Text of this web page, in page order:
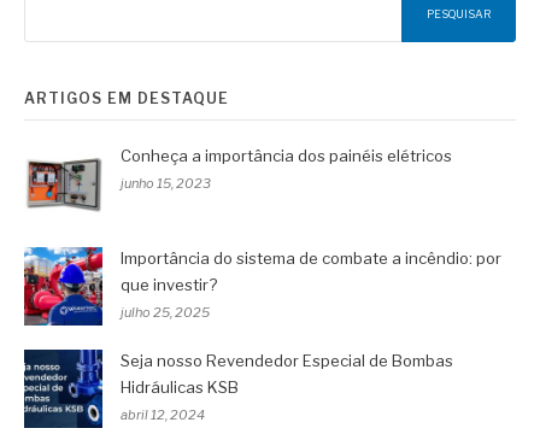
PESQUISAR
ARTIGOS EM DESTAQUE
Conheça a importância dos painéis elétricos
junho 15, 2023
Importância do sistema de combate a incêndio: por
que investir?
julho 25, 2025
Seja nosso Revendedor Especial de Bombas
Hidráulicas KSB
abril 12, 2024